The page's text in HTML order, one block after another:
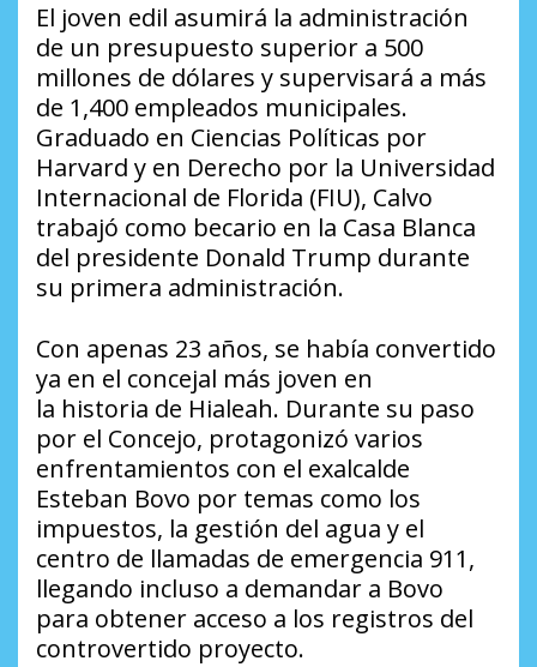
El joven edil asumirá la administración
de un presupuesto superior a 500
millones de dólares y supervisará a más
de 1,400 empleados municipales.
Graduado en Ciencias Políticas por
Harvard y en Derecho por la Universidad
Internacional de Florida (FIU), Calvo
trabajó como becario en la Casa Blanca
del presidente Donald Trump durante
su primera administración.
Con apenas 23 años, se había convertido
ya en el concejal más joven en
la historia de Hialeah. Durante su paso
por el Concejo, protagonizó varios
enfrentamientos con el exalcalde
Esteban Bovo por temas como los
impuestos, la gestión del agua y el
centro de llamadas de emergencia 911,
llegando incluso a demandar a Bovo
para obtener acceso a los registros del
controvertido proyecto.